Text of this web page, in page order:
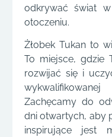
odkrywać świat
otoczeniu.
Żłobek Tukan to
To miejsce, gdzie
rozwijać się i
Zachęcamy do
dni otwartych, aby
inspirujące jest